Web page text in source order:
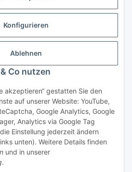
Konfigurieren
Ablehnen
Co nutzen
akzeptieren“ gestatten Sie den
auf unserer Website: YouTube,
Google Analytics, Google
Analytics via Google Tag
Einstellung jederzeit ändern
unten). Weitere Details finden
und in unserer
.
Gelsenkirchen
09:00 - 16:00 Uhr
widerrufen
USt., zzgl.